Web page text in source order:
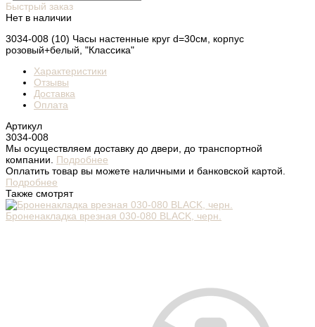
Быстрый заказ
Нет в наличии
3034-008 (10) Часы настенные круг d=30см, корпус
розовый+белый, "Классика"
Характеристики
Отзывы
Доставка
Оплата
Артикул
3034-008
Мы осуществляем доставку до двери, до транспортной
компании. Подробнее
Оплатить товар вы можете наличными и банковской картой.
Подробнее
Также смотрят
Броненакладка врезная 030-080 BLACK, черн.